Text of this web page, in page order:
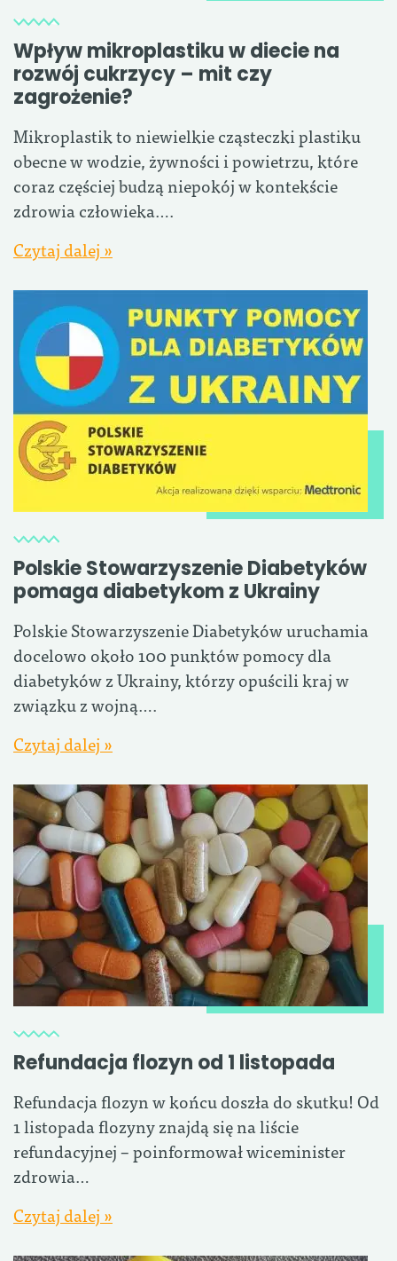
Wpływ mikroplastiku w diecie na
rozwój cukrzycy – mit czy
zagrożenie?
Mikroplastik to niewielkie cząsteczki plastiku
obecne w wodzie, żywności i powietrzu, które
coraz częściej budzą niepokój w kontekście
zdrowia człowieka….
Czytaj dalej »
Polskie Stowarzyszenie Diabetyków
pomaga diabetykom z Ukrainy
Polskie Stowarzyszenie Diabetyków uruchamia
docelowo około 100 punktów pomocy dla
diabetyków z Ukrainy, którzy opuścili kraj w
związku z wojną….
Czytaj dalej »
Refundacja flozyn od 1 listopada
Refundacja flozyn w końcu doszła do skutku! Od
1 listopada flozyny znajdą się na liście
refundacyjnej – poinformował wiceminister
zdrowia…
Czytaj dalej »